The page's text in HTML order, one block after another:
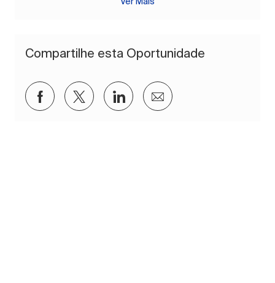
Compartilhe esta Oportunidade
Compartilhar via Facebook
Compartilhar via twitter
Compartilhar via LinkedIn
Compartilhar por